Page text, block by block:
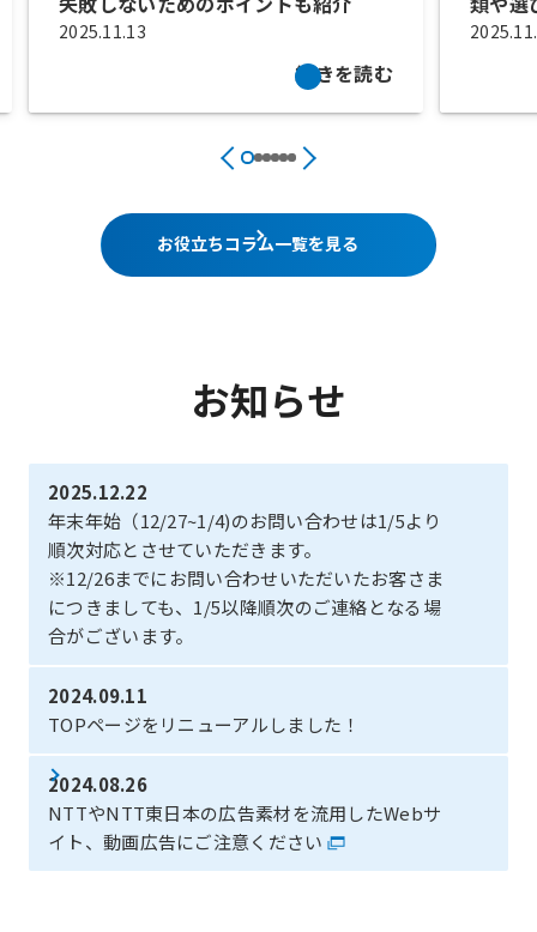
2025.11.13
続きを読む
お役立ちコラム一覧を見る
お知らせ
2025.12.22
年末年始（12/27~1/4)のお問い合わせは1/5より
順次対応とさせていただきます。
※12/26までにお問い合わせいただいたお客さま
につきましても、1/5以降順次のご連絡となる場
合がございます。
2024.09.11
TOPページをリニューアルしました！
2024.08.26
NTTやNTT東日本の広告素材を流用したWebサ
イト、動画広告にご注意ください